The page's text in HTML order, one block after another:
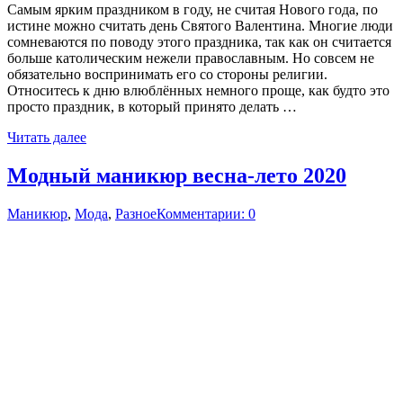
Самым ярким праздником в году, не считая Нового года, по
истине можно считать день Святого Валентина. Многие люди
сомневаются по поводу этого праздника, так как он считается
больше католическим нежели православным. Но совсем не
обязательно воспринимать его со стороны религии.
Относитесь к дню влюблённых немного проще, как будто это
просто праздник, в который принято делать …
Читать далее
Модный маникюр весна-лето 2020
Маникюр, Мода, РазноеКомментарии: 0